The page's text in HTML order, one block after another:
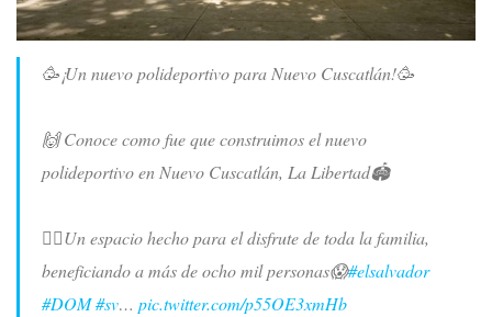
🥳¡Un nuevo polideportivo para Nuevo Cuscatlán!🥳
🙌 Conoce como fue que construimos el nuevo
polideportivo en Nuevo Cuscatlán, La Libertad🏟️
🙂‍↕Un espacio hecho para el disfrute de toda la familia,
beneficiando a más de ocho mil personas😱#elsalvador
#DOM#sv… pic.twitter.com/p55OE3xmHb